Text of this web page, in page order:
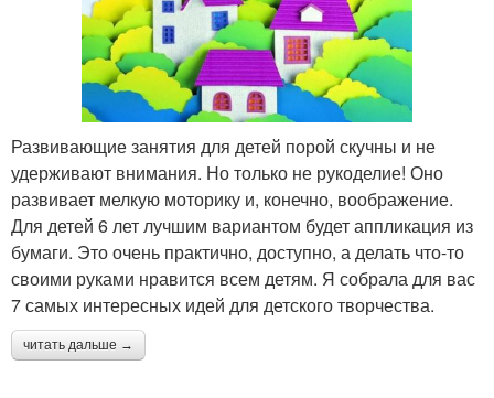
Развивающие занятия для детей порой скучны и не
удерживают внимания. Но только не рукоделие! Оно
развивает мелкую моторику и, конечно, воображение.
Для детей 6 лет лучшим вариантом будет аппликация из
бумаги. Это очень практично, доступно, а делать что-то
своими руками нравится всем детям. Я собрала для вас
7 самых интересных идей для детского творчества.
читать дальше →